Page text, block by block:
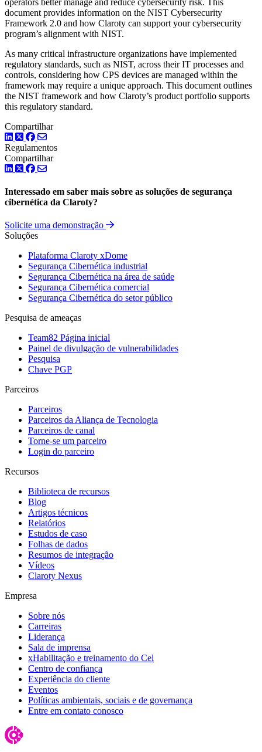
operators better manage and reduce cybersecurity risk. This
document provides information on the NIST Cybersecurity
Framework 2.0 and how Claroty can support your cybersecurity
program’s alignment with NIST.
As many critical infrastructure organizations have implemented
regulatory standards, such as NIST, across their IT processes and
controls, considering how CPS devices are managed within the
framework may require a unique approach. This document outlines
the NIST framework and how Claroty’s product portfolio supports
this regulatory standard.
Compartilhar
LinkedIn
TwitterFacebook
Regulamentos
Compartilhar
LinkedIn
TwitterFacebook
Interessado em saber mais sobre as soluções de segurança
cibernética da Claroty?
Solicite uma demonstração
Soluções
Plataforma Claroty xDome
Segurança Cibernética industrial
Segurança Cibernética na área de saúde
Segurança Cibernética comercial
Segurança Cibernética do setor público
Pesquisa de ameaças
Team82 Página inicial
Painel de divulgação de vulnerabilidades
Pesquisa
Chave PGP
Parceiros
Parceiros
Parceiros da Aliança de Tecnologia
Parceiros de canal
Torne-se um parceiro
Login do parceiro
Recursos
Biblioteca de recursos
Blog
Artigos técnicos
Relatórios
Estudos de caso
Folhas de dados
Resumos de integração
Vídeos
Claroty Nexus
Empresa
Sobre nós
Carreiras
Liderança
Sala de imprensa
xHabilitação e treinamento do Cel
Centro de confiança
Experiência do cliente
Eventos
Políticas ambientais, sociais e de governança
Entre em contato conosco